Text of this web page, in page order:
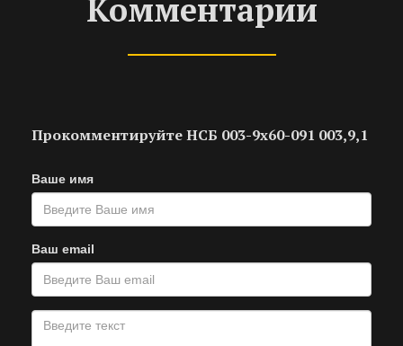
Комментарии
Прокомментируйте НСБ 003-9х60-091 003,9,1
Ваше имя
Ваш email